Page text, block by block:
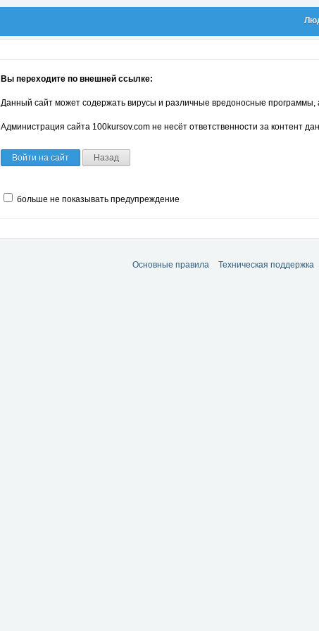
Вы переходите по внешней ссылке:
Данный сайт может содержать вирусы и различные вредоносные программы,
Администрация сайта 100kursov.com не несёт ответственности за контент
Войти на сайт Назад
больше не показывать предупреждение
Основные правила Техническая поддержка